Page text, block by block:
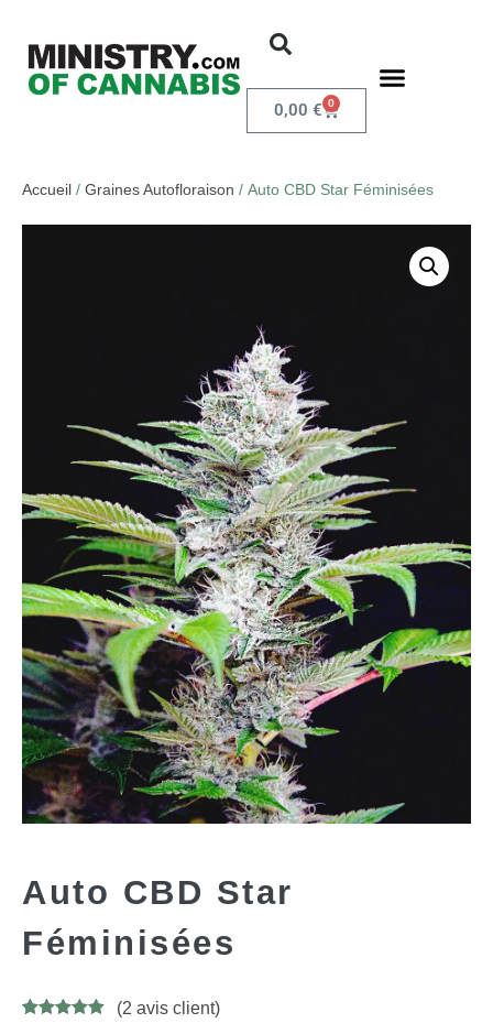
0,00 € 0
Accueil / Graines Autofloraison / Auto CBD Star Féminisées
Auto CBD Star
Féminisées
(2 avis client)